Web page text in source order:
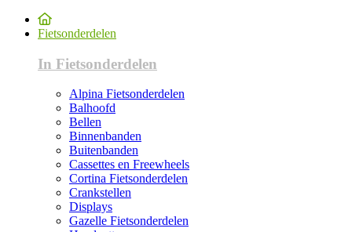
Fietsonderdelen
In Fietsonderdelen
Alpina Fietsonderdelen
Balhoofd
Bellen
Binnenbanden
Buitenbanden
Cassettes en Freewheels
Cortina Fietsonderdelen
Crankstellen
Displays
Gazelle Fietsonderdelen